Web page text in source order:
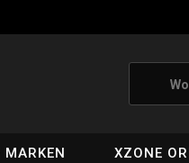
MARKEN XZONE